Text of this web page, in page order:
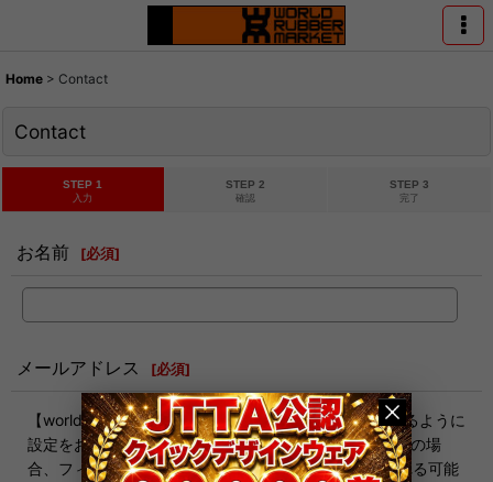
Home > Contact
Contact
STEP 1
入力
STEP 2
確認
STEP 3
完了
お名前 [必須]
メールアドレス [必須]
【worldrubber@gmail.com】からのメールを受信できるように
設定をお願いします。docomo,icloudのメールをご利用の場
合、フィルタにかかりやすく迷惑メールとして処理される可能